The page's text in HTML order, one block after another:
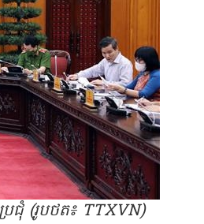
រជុំ (រូបថត៖ TTXVN)